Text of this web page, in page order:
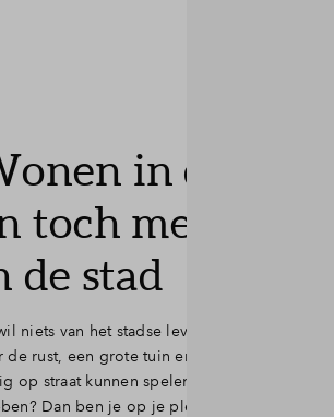
in de
toch met 5
de stad
niets van het stadse leven missen, maar
de rust, een grote tuin en een plek waar mijn
op straat kunnen spelen.” Zou jij dit gezegd
Dan ben je op je plek in Nieuw